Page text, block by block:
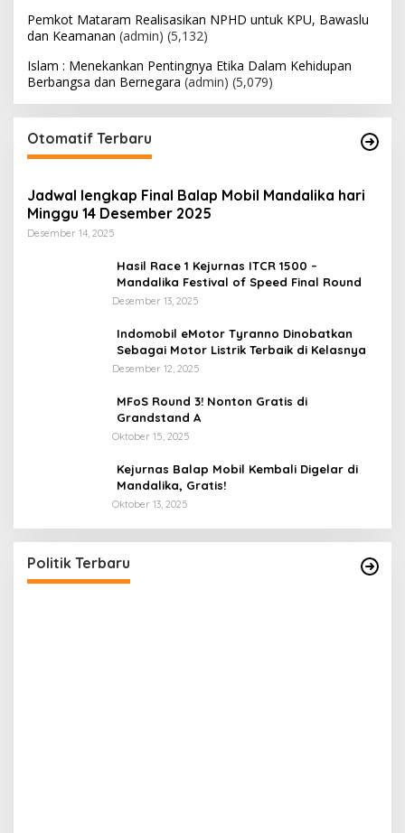
Pemkot Mataram Realisasikan NPHD untuk KPU, Bawaslu
dan Keamanan (admin) (5,132)
Islam : Menekankan Pentingnya Etika Dalam Kehidupan
Berbangsa dan Bernegara (admin) (5,079)
Otomatif Terbaru
Jadwal lengkap Final Balap Mobil Mandalika hari
Minggu 14 Desember 2025
Desember 14, 2025
Hasil Race 1 Kejurnas ITCR 1500 –
Mandalika Festival of Speed Final Round
Desember 13, 2025
Indomobil eMotor Tyranno Dinobatkan
Sebagai Motor Listrik Terbaik di Kelasnya
Desember 12, 2025
MFoS Round 3! Nonton Gratis di
Grandstand A
Oktober 15, 2025
Kejurnas Balap Mobil Kembali Digelar di
Mandalika, Gratis!
Oktober 13, 2025
Politik Terbaru
Partai
Di Politik | April 26, 2025